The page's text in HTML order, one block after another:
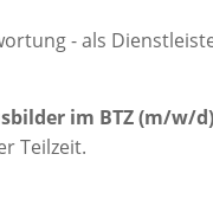
- als
im BTZ (m/w/d)
Teilzeit.